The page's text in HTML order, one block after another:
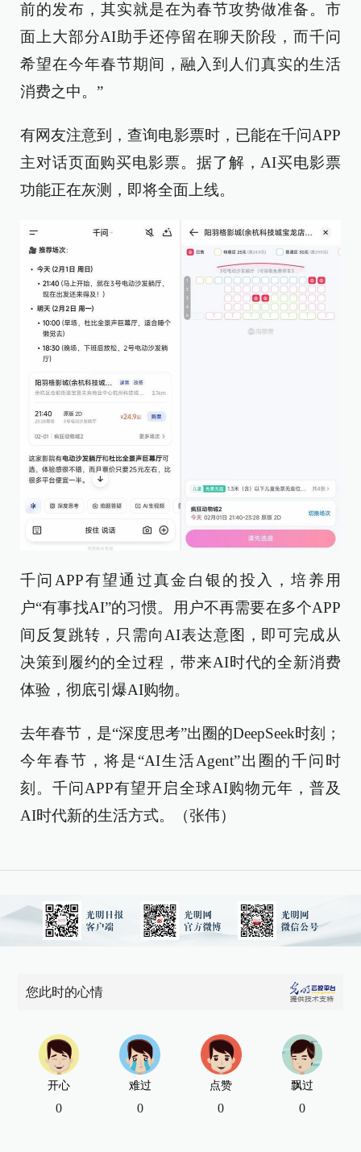
前的发布，其实就是在为春节攻势做准备。市
面上大部分AI助手还停留在聊天阶段，而千问
希望在今年春节期间，融入到人们真实的生活
消费之中。”
有网友注意到，查询电影票时，已能在千问APP
主对话页面购买电影票。据了解，AI买电影票
功能正在灰测，即将全面上线。
千问APP有望通过真金白银的投入，培养用
户“有事找AI”的习惯。用户不再需要在多个APP
间反复跳转，只需向AI表达意图，即可完成从
决策到履约的全过程，带来AI时代的全新消费
体验，彻底引爆AI购物。
去年春节，是“深度思考”出圈的DeepSeek时刻；
今年春节，将是“AI生活Agent”出圈的千问时
刻。千问APP有望开启全球AI购物元年，普及
AI时代新的生活方式。（张伟）
您此时的心情
开心
0
难过
0
点赞
0
飘过
0